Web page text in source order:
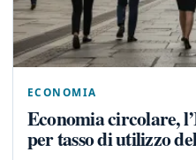
ECONOMIA
Economia circolare,
per tasso di utilizzo